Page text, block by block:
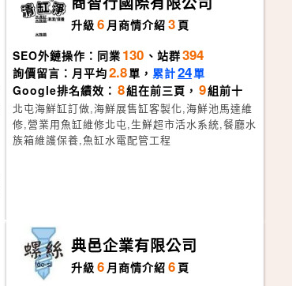
升級 6 月商情介紹 3 頁
SEO外鏈操作：同業 130 、站群394
詢價留言：月平均2.8單， 累計24單
Google排名績效： 8組在前三頁， 9組前十
北屯海鮮缸訂做,海鮮展售缸客製化,海鮮池馬達維
修,營業用魚缸維修北屯,生鮮超市活水系統,餐廳水
族箱維護保養,魚缸水電配管工程
典邑企業有限公司
升級 6 月商情介紹 6 頁